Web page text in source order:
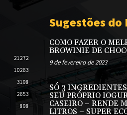
21272
10263
3198
2653
898
Sugestões
COMO FAZER O
BROWINIE DE
9 de fevereiro de 2023
SÓ 3
SEU PRÓPRIO
CASEIRO – RENDE
LITROS – SUPER